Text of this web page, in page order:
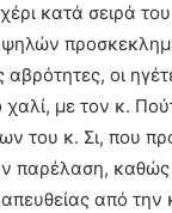
κατά σειρά
οι
με τον κ.
του κ. Σι, που
παρέλαση, καθώς
από την